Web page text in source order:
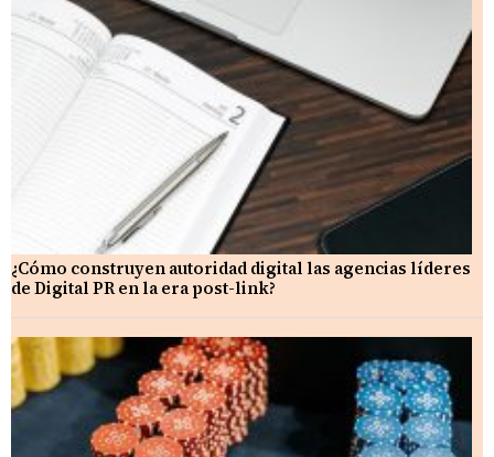
¿Cómo construyen autoridad digital las agencias líderes
de Digital PR en la era post-link?